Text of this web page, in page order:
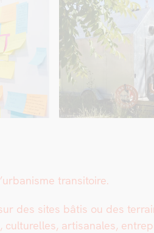
tran­si­toire.
des sites bâtis ou des
cul­turelles, arti­sanales,